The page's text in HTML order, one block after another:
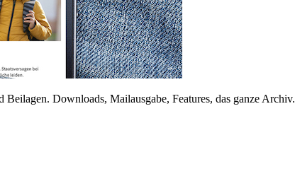
Downloads, Mailausgabe, Features, das ganze Archiv.